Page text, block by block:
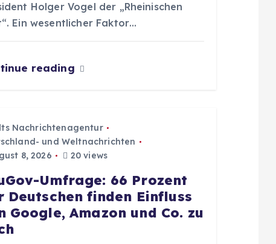
Holger Vogel der „Rheinischen
Ein wesentlicher Faktor…
reading
Nachrichtenagentur
und Weltnachrichten
8, 2026
20 views
Umfrage: 66 Prozent
Deutschen finden Einfluss
Google, Amazon und Co. zu